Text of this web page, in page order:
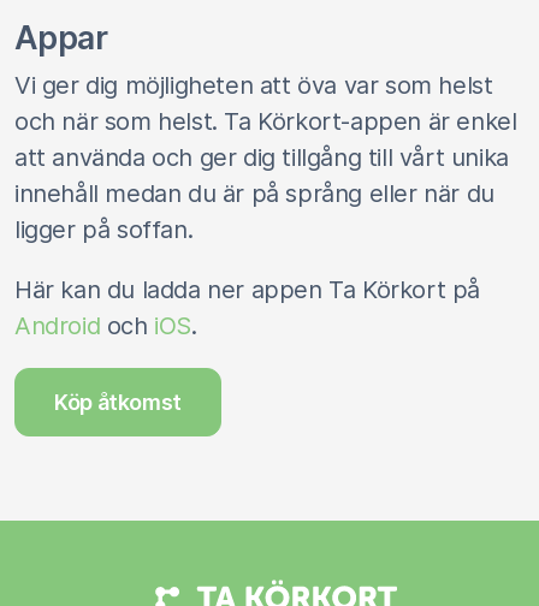
Appar
Vi ger dig möjligheten att öva var som helst
och när som helst. Ta Körkort-appen är enkel
att använda och ger dig tillgång till vårt unika
innehåll medan du är på språng eller när du
ligger på soffan.
Här kan du ladda ner appen Ta Körkort på
Android och iOS.
Köp åtkomst